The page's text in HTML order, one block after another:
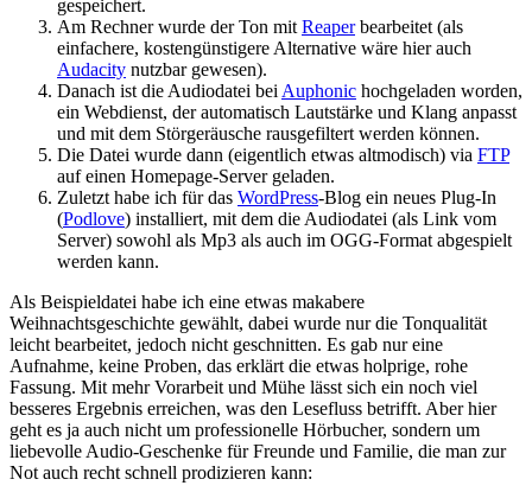
gespeichert.
Am Rechner wurde der Ton mit Reaperbearbeitet (als
einfachere, kostengünstigere Alternative wäre hier auch
Audacity nutzbar gewesen).
Danach ist die Audiodatei bei Auphonic hochgeladen worden,
ein Webdienst, der automatisch Lautstärke und Klang anpasst
und mit dem Störgeräusche rausgefiltert werden können.
Die Datei wurde dann (eigentlich etwas altmodisch) via FTP
auf einen Homepage-Server geladen.
Zuletzt habe ich für das WordPress-Blog ein neues Plug-In
(Podlove) installiert, mit dem die Audiodatei (als Link vom
Server) sowohl als Mp3 als auch im OGG-Format abgespielt
werden kann.
Als Beispieldatei habe ich eine etwas makabere
Weihnachtsgeschichte gewählt, dabei wurde nur die Tonqualität
leicht bearbeitet, jedoch nicht geschnitten. Es gab nur eine
Aufnahme, keine Proben, das erklärt die etwas holprige, rohe
Fassung. Mit mehr Vorarbeit und Mühe lässt sich ein noch viel
besseres Ergebnis erreichen, was den Lesefluss betrifft. Aber hier
geht es ja auch nicht um professionelle Hörbucher, sondern um
liebevolle Audio-Geschenke für Freunde und Familie, die man zur
Not auch recht schnell prodizieren kann: